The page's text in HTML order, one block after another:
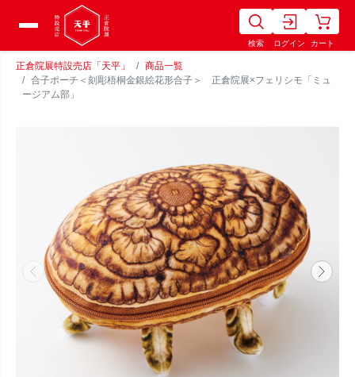
検索 ログイン カート
正倉院展特設売店「天平」
商品一覧
合子ポーチ＜刻彫梧桐金銀絵花形合子＞ 正倉院展×フェリシモ「ミュ
ージアム部」